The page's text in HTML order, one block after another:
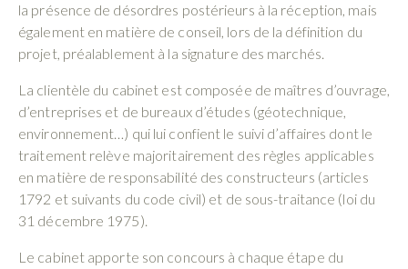
la présence de désordres postérieurs à la réception, mais
également en matière de conseil, lors de la définition du
projet, préalablement à la signature des marchés.
La clientèle du cabinet est composée de maîtres d’ouvrage,
d’entreprises et de bureaux d’études (géotechnique,
environnement…) qui lui confient le suivi d’affaires dont le
traitement relève majoritairement des règles applicables
en matière de responsabilité des constructeurs (articles
1792 et suivants du code civil) et de sous-traitance (loi du
31 décembre 1975).
Le cabinet apporte son concours à chaque étape du